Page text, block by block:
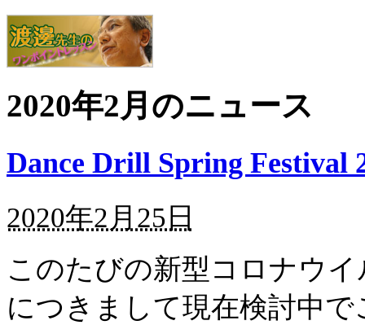
2020年2月のニュース
Dance Drill Spring Festival
2020年2月25日
このたびの新型コロナウ
につきまして現在検討中